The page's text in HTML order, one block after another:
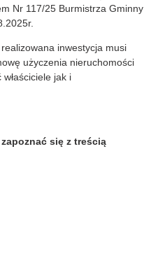
Nr 117/25 Burmistrza Gminny
inwestycja musi
użyczenia nieruchomości
jak i
się z treścią